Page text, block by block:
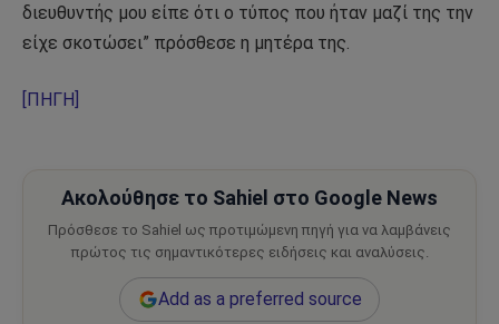
διευθυντής μου είπε ότι ο τύπος που ήταν μαζί της την
είχε σκοτώσει” πρόσθεσε η μητέρα της.
[ΠΗΓΗ]
Ακολούθησε το Sahiel στο Google News
Πρόσθεσε το Sahiel ως προτιμώμενη πηγή για να λαμβάνεις
πρώτος τις σημαντικότερες ειδήσεις και αναλύσεις.
Add as a preferred source